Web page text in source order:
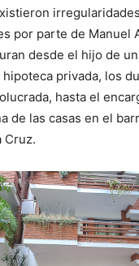
por parte de Manuel
desde el hijo de
privada, los
hasta el
de las casas en el
Cruz.